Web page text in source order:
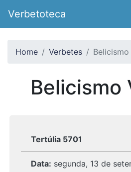
Verbetoteca
Home Verbetes
Belicismo
Tertúlia 5701
Data: segunda, 13 de